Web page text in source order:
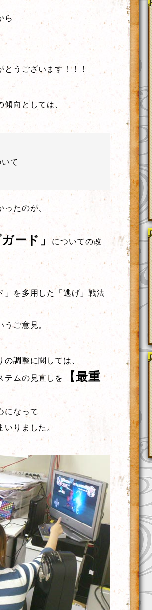
ら
うございます！！！
向としては、
て
たのが、
ガード」についての改
」を多用した「逃げ」戦法
ご意見。
調整に関しては、
テムの見直しを
【最重
になって
りました。